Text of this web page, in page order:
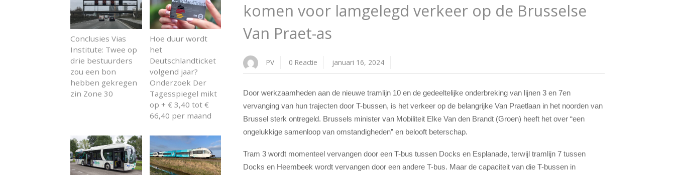
komen voor lamgelegd verkeer op de Brusselse
Van Praet-as
PV 0 Reactie januari 16, 2024
Door werkzaamheden aan de nieuwe tramlijn 10 en de gedeeltelijke onderbreking van lijnen 3 en 7en
vervanging van hun trajecten door T-bussen, is het verkeer op de belangrijke Van Praetlaan in het noorden van
Brussel sterk ontregeld. Brussels minister van Mobiliteit Elke Van den Brandt (Groen) heeft het over “een
ongelukkige samenloop van omstandigheden” en belooft beterschap.
Tram 3 wordt momenteel vervangen door een T-bus tussen Docks en Esplanade, terwijl tramlijn 7 tussen
Docks en Heembeek wordt vervangen door een andere T-bus. Maar de capaciteit van die T-bussen in
Conclusies Vias
Institute: Twee op
drie bestuurders
zou een bon
hebben gekregen
zin Zone 30
Hoe duur wordt
het
Deutschlandticket
volgend jaar?
Onderzoek Der
Tagesspiegel mikt
op + € 3,40 tot €
66,40 per maand